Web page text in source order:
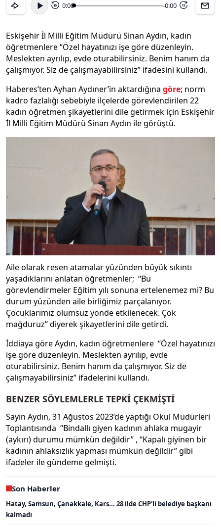
15 0:00 -0:00 15
Eskişehir İl Milli Eğitim Müdürü Sinan Aydın, kadın
öğretmenlere “Özel hayatınızı işe göre düzenleyin.
Meslekten ayrılıp, evde oturabilirsiniz. Benim hanım da
çalışmıyor. Siz de çalışmayabilirsiniz” ifadesini kullandı.
Haberes’ten Ayhan Aydıner’in aktardığına göre; norm
kadro fazlalığı sebebiyle ilçelerde görevlendirilen 22
kadın öğretmen şikayetlerini dile getirmek için Eskişehir
İl Milli Eğitim Müdürü Sinan Aydın ile görüştü.
Aile olarak resen atamalar yüzünden büyük sıkıntı
yaşadıklarını anlatan öğretmenler; “Bu
görevlendirmeler Eğitim yılı sonuna ertelenemez mi? Bu
durum yüzünden aile birliğimiz parçalanıyor.
Çocuklarımız olumsuz yönde etkilenecek. Çok
mağduruz” diyerek şikayetlerini dile getirdi.
İddiaya göre Aydın, kadın öğretmenlere “Özel hayatınızı
işe göre düzenleyin. Meslekten ayrılıp, evde
oturabilirsiniz. Benim hanım da çalışmıyor. Siz de
çalışmayabilirsiniz” ifadelerini kullandı.
BENZER SÖYLEMLERLE TEPKİ ÇEKMİŞTİ
Sayın Aydın, 31 Ağustos 2023’de yaptığı Okul Müdürleri
Toplantısında “Bindallı giyen kadının ahlaka mugayir
(aykırı) durumu mümkün değildir” , “Kapalı giyinen bir
kadının ahlaksızlık yapması mümkün değildir” gibi
ifadeler ile gündeme gelmişti.
Son Haberler
Hatay, Samsun, Çanakkale, Kars... 28 ilde CHP'li belediye başkanı
kalmadı